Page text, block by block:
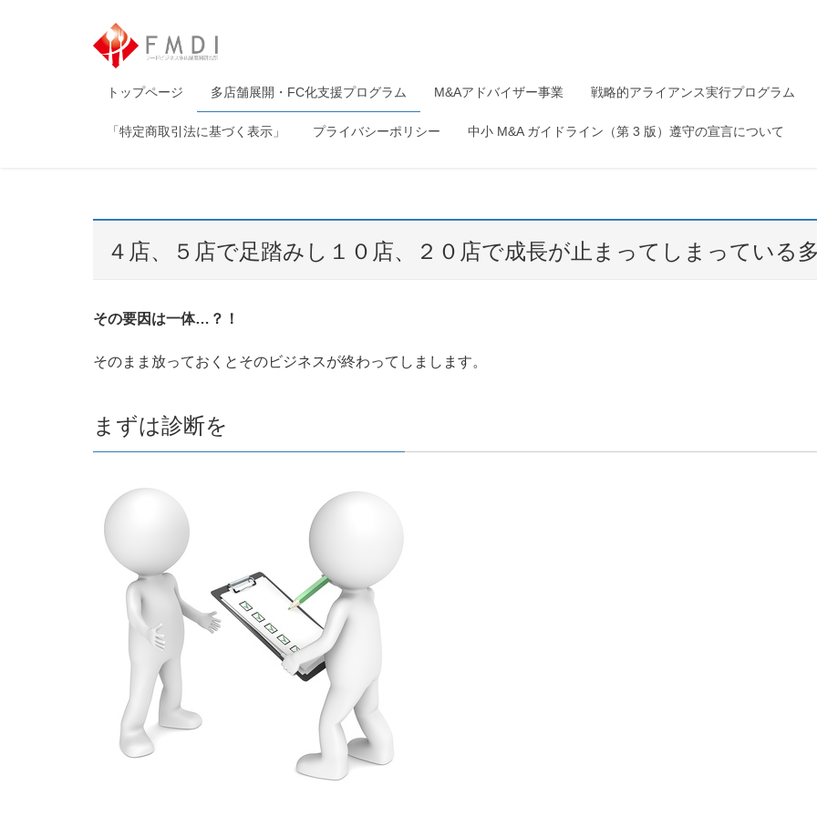
トップページ 多店舗展開・FC化支援プログラム M&Aアドバイザー事業 戦略的アライアンス実行プログラム
「特定商取引法に基づく表示」 プライバシーポリシー 中小 M&A ガイドライン（第 3 版）遵守の宣言について
４店、５店で足踏みし１０店、２０店で成長が止まってしまっている
その要因は一体…？！
そのまま放っておくとそのビジネスが終わってしまします。
まずは診断を